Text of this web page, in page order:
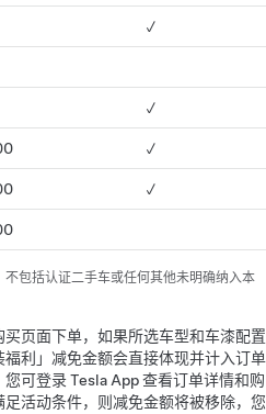
✓
✓
✓
✓
包括认证二手车或任何其他未明确纳入本
页面下单，如果所选车型和车漆配置
利」减免金额会直接体现并计入订单
可登录 Tesla App 查看订单详情和购
活动条件，则减免金额将被移除，您